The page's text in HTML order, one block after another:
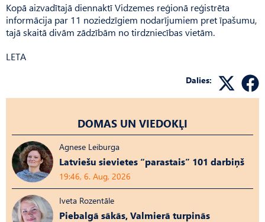
Kopā aizvadītajā diennaktī Vidzemes reģionā reģistrēta
informācija par 11 noziedzīgiem nodarījumiem pret īpašumu,
tajā skaitā divām zādzībām no tirdzniecības vietām.
LETA
Dalies:
DOMAS UN VIEDOKĻI
Agnese Leiburga
Latviešu sievietes “parastais” 101 darbiņš
19:46, 6. Aug, 2026
Iveta Rozentāle
Piebalgā sākās, Valmierā turpinās